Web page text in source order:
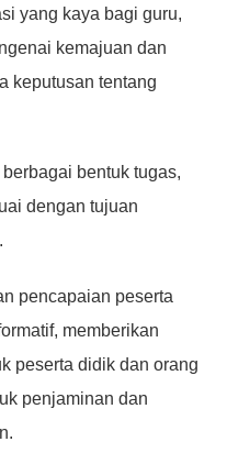
yang kaya bagi guru,
kemajuan dan
keputusan tentang
bentuk tugas,
dengan tujuan
pencapaian peserta
memberikan
peserta didik dan orang
penjaminan dan